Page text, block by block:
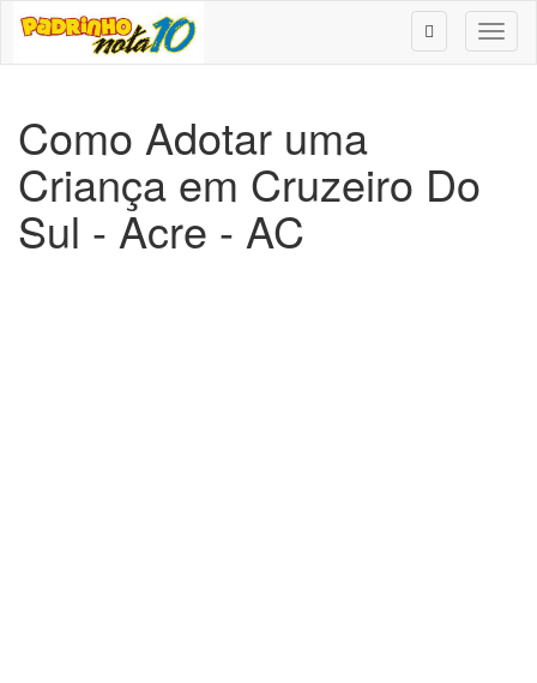
Como Adotar uma
Criança em Cruzeiro Do
Sul - Acre - AC